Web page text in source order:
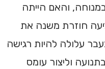
והאם הייתה
חוזרת משנה את
עלולה להיות רגישה
וליצור עומס